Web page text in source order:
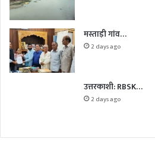
मस्ताड़ी गांव…
2 days ago
उत्तरकाशी: RBSK…
2 days ago